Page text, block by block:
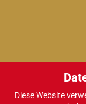
Diese Website